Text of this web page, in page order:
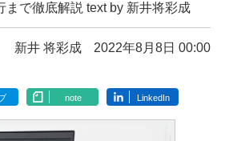
で徹底解説 text by 新井将彩成
新井 将彩成 2022年8月8日 00:00
note LinkedIn